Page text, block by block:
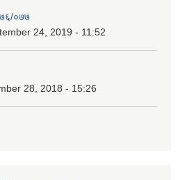
०७७
24, 2019 - 11:52
28, 2018 - 15:26